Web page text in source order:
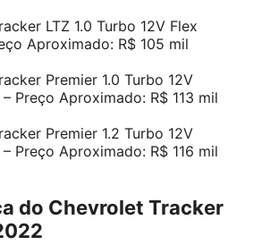
LTZ 1.0 Turbo 12V Flex
Aproximado: R$ 105 mil
Premier 1.0 Turbo 12V
Preço Aproximado: R$ 113 mil
Premier 1.2 Turbo 12V
Preço Aproximado: R$ 116 mil
do Chevrolet Tracker